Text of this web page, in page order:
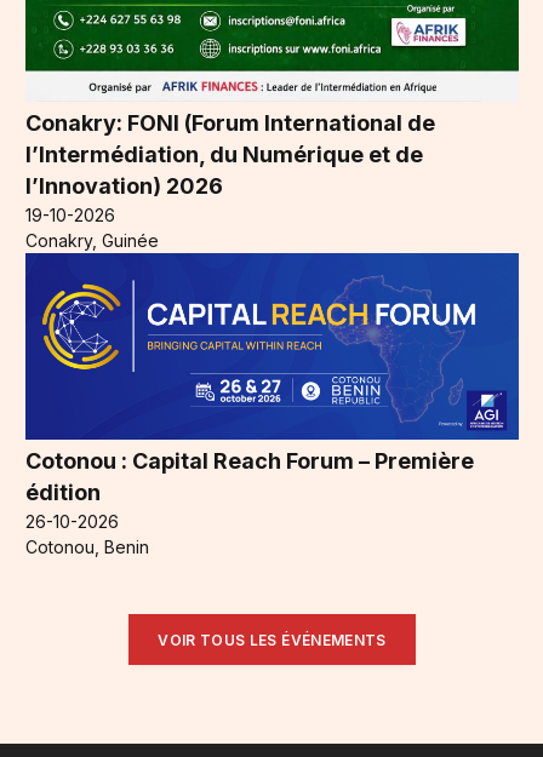
Conakry: FONI (Forum International de
l’Intermédiation, du Numérique et de
l’Innovation) 2026
19-10-2026
Conakry, Guinée
Cotonou : Capital Reach Forum – Première
édition
26-10-2026
Cotonou, Benin
VOIR TOUS LES ÉVÉNEMENTS